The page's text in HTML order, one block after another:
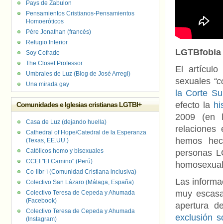
El artículo
sexuales
la Corte
efecto la
2009 (en
relaciones
hemos
personas
Las
muy
apertura
exclusión
Pays de Zabulon
Pensamientos Cristianos-Pensamientos
Homoeróticos
Père Jonathan (francés)
Refugio Interior
Soy Cofrade
The Closet Professor
Umbrales de Luz (Blog de José Arregi)
Una mirada gay
Comunidades e Iglesias cristianas LGTBI+
Casa de Luz (dejando huella)
Cathedral of Hope/Catedral de la Esperanza
(Texas, EE.UU.)
Católicos homo y bisexuales
CCEI "El Camino" (Perú)
Co-libr-í (Comunidad Cristiana inclusiva)
Colectivo San Lázaro (Málaga, España)
Colectivo Teresa de Cepeda y Ahumada
(Facebook)
Colectivo Teresa de Cepeda y Ahumada
(Instagram)